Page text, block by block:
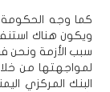
كما وجه الحكومة
ويكون هناك
سبب الأزمة ونحن
لمواجهتها من
البنك المركزي